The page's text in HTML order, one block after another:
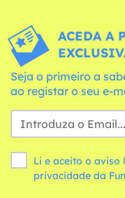
ACEDA A
Seja o primeiro a
ao registar o seu e-
Li e aceito o aviso
privacidade da